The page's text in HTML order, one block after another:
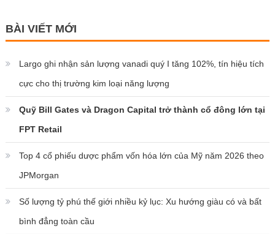
BÀI VIẾT MỚI
Largo ghi nhận sản lượng vanadi quý I tăng 102%, tín hiệu tích
cực cho thị trường kim loại năng lượng
Quỹ Bill Gates và Dragon Capital trở thành cổ đông lớn tại
FPT Retail
Top 4 cổ phiếu dược phẩm vốn hóa lớn của Mỹ năm 2026 theo
JPMorgan
Số lượng tỷ phú thế giới nhiều kỷ lục: Xu hướng giàu có và bất
bình đẳng toàn cầu